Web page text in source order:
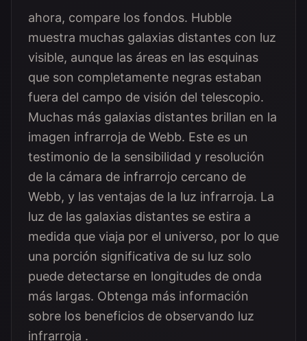
ahora, compare los fondos. Hubble
muestra muchas galaxias distantes con luz
visible, aunque las áreas en las esquinas
que son completamente negras estaban
fuera del campo de visión del telescopio.
Muchas más galaxias distantes brillan en la
imagen infrarroja de Webb. Este es un
testimonio de la sensibilidad y resolución
de la cámara de infrarrojo cercano de
Webb, y las ventajas de la luz infrarroja. La
luz de las galaxias distantes se estira a
medida que viaja por el universo, por lo que
una porción significativa de su luz solo
puede detectarse en longitudes de onda
más largas. Obtenga más información
sobre los beneficios de observando luz
infrarroja .